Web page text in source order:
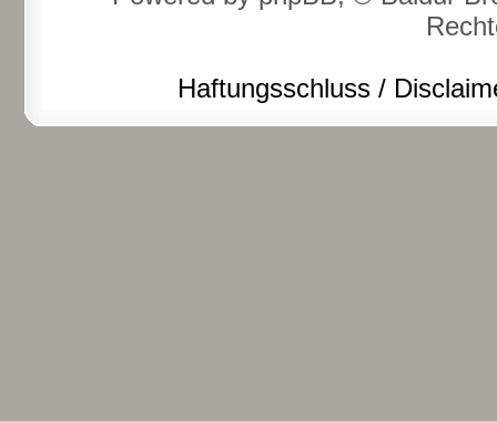
Haftungsschluss /